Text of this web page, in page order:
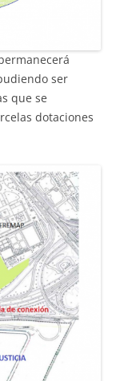
ser
que se
dotaciones